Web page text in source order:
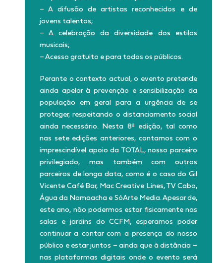
– A difusão de artistas reconhecidos e de
jovens talentos;
– A celebração da diversidade dos estilos
musicais;
– Acesso gratuito e para todos os públicos.
Perante o contexto actual, o evento pretende
ainda apelar à prevenção e sensibilização da
população em geral para a urgência de se
proteger, respeitando o distanciamento social
ainda necessário. Nesta 8ª edição, tal como
nas sete edições anteriores, contamos com o
imprescindível apoio da TOTAL, nosso parceiro
privilegiado, mas também com outros
parceiros de longa data, como é o caso do Gil
Vicente Café Bar, Mac Creative Lines, TV Cabo,
Água da Namaacha e SóArte Media. Apesar de,
este ano, não podermos estar fisicamente nas
salas e jardins do CCFM, esperamos poder
continuar a contar com a presença do nosso
público e estar juntos – ainda que à distância –
nas plataformas digitais onde o evento será